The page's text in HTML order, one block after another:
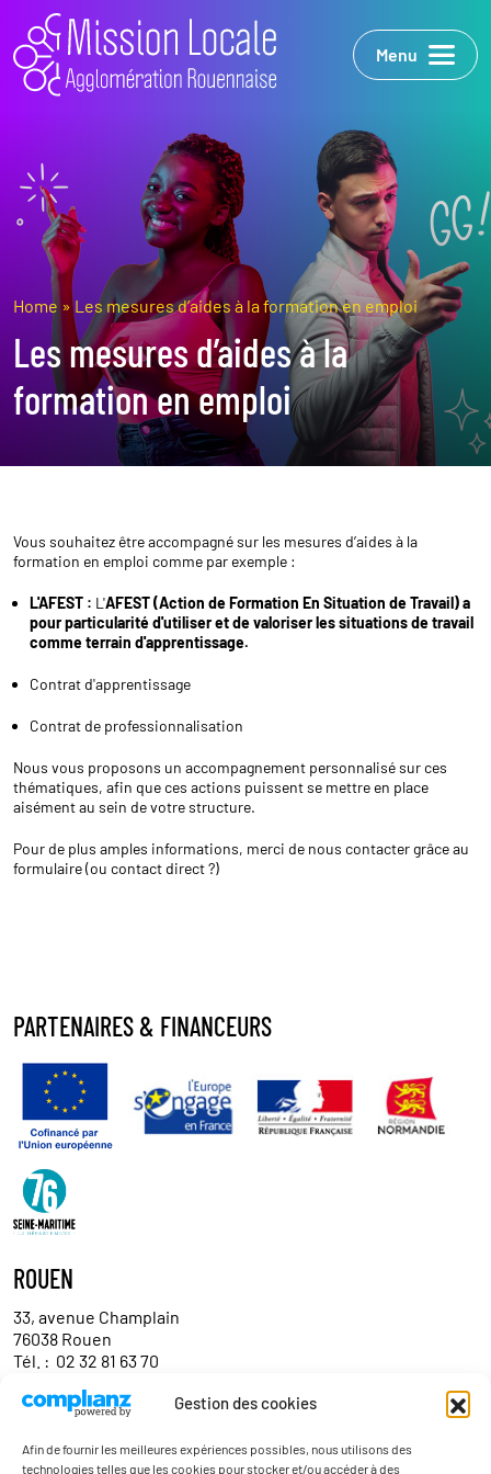
Gestion des cookies
Afin de fournir les meilleures expériences possibles, nous utilisons des
technologies telles que les cookies pour stocker et/ou accéder à des
Menu
Home »Les mesures d’aides à la formation en emploi
Les mesures d’aides à la
formation en emploi
Vous souhaitez être accompagné sur les mesures d’aides à la
formation en emploi comme par exemple :
L'AFEST : L'AFEST (Action de Formation En Situation de Travail) a
pour particularité d'utiliser et de valoriser les situations de travail
comme terrain d'apprentissage.
Contrat d'apprentissage
Contrat de professionnalisation
Nous vous proposons un accompagnement personnalisé sur ces
thématiques, afin que ces actions puissent se mettre en place
aisément au sein de votre structure.
Pour de plus amples informations, merci de nous contacter grâce au
formulaire (ou contact direct ?)
PARTENAIRES & FINANCEURS
ROUEN
33, avenue Champlain
76038 Rouen
Tél. : 02 32 81 63 70
Contact